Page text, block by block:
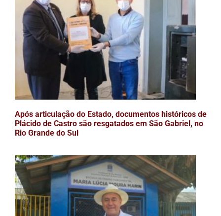
Após articulação do Estado, documentos históricos de
Plácido de Castro são resgatados em São Gabriel, no
Rio Grande do Sul